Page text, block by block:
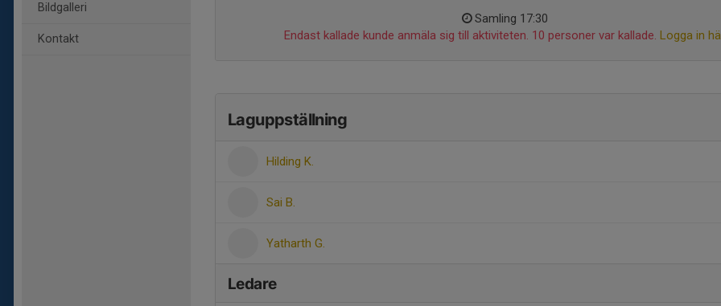
Bildgalleri
Kontakt
Samling 17:30
Endast kallade kunde anmäla sig till aktiviteten. 10 personer var kallade. Logga in
Laguppställning
Hilding K.
Sai B.
Yatharth G.
Ledare